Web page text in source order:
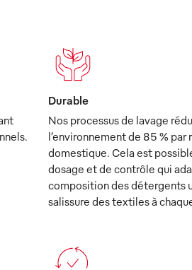
Durable
Nos processus de lavage
l’environnement de 85 % par
domestique. Cela est
dosage et de contrôle qui
composition des détergents
salissure des textiles à